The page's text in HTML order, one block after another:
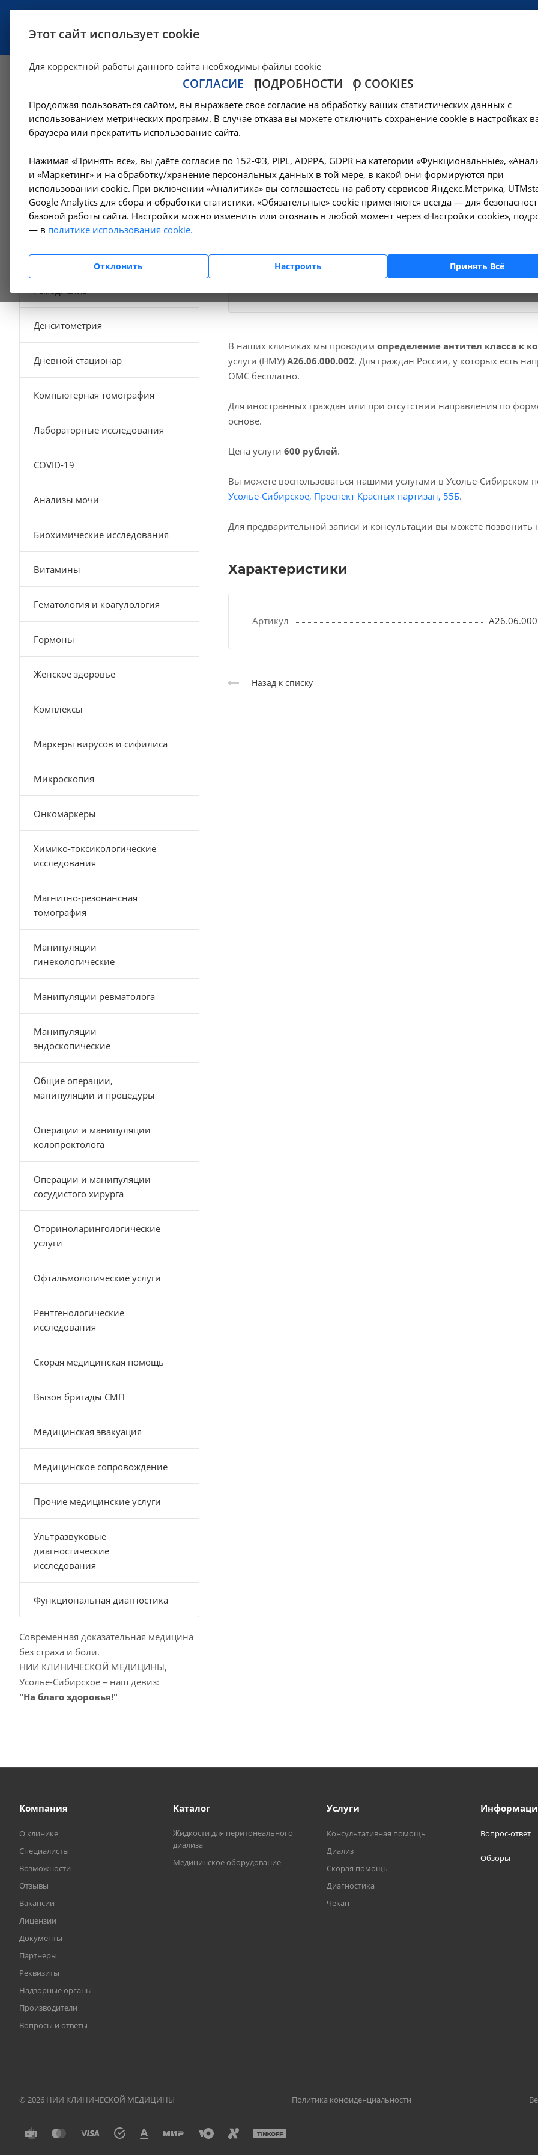
Определение антител класса к
крови М (Ig М) SARS CoV-2 в крови -
в Усолье-Сибирском
Цены в Усолье-Сибирском — Лабораторные исследования — COVID-19 — Определение антител класса к короновирусу в крови М
Оформите заявку на сайте, мы свяжемся с
ближайшее время и ответим на все
В наших клиниках мы проводим определение антител класса к
услуги (НМУ) А26.06.000.002. Для граждан России, у которых есть
ОМС бесплатно.
Для иностранных граждан или при отсутствии направления по
основе.
Цена услуги 600 рублей.
Вы можете воспользоваться нашими услугами в Усолье-Сибирском
Усолье-Сибирское, Проспект Красных партизан, 55Б.
Для предварительной записи и консультации вы можете
Характеристики
Артикул
Назад к списку
поликлинические услуги
Гемодиализ
Денситометрия
Дневной стационар
Компьютерная томография
Лабораторные исследования
COVID-19
Анализы мочи
Биохимические исследования
Витамины
Гематология и коагулология
Гормоны
Женское здоровье
Комплексы
Маркеры вирусов и сифилиса
Микроскопия
Онкомаркеры
Химико-токсикологические
исследования
Магнитно-резонансная
томография
Манипуляции
гинекологические
Манипуляции ревматолога
Манипуляции
эндоскопические
Общие операции,
манипуляции и процедуры
Операции и манипуляции
колопроктолога
Операции и манипуляции
сосудистого хирурга
Оториноларингологические
услуги
Офтальмологические услуги
Рентгенологические
исследования
Скорая медицинская помощь
Вызов бригады СМП
Медицинская эвакуация
Медицинское сопровождение
Прочие медицинские услуги
Ультразвуковые
диагностические
исследования
Функциональная диагностика
Современная доказательная медицина
без страха и боли.
НИИ КЛИНИЧЕСКОЙ МЕДИЦИНЫ,
Усолье-Сибирское – наш девиз:
"На благо здоровья!"
Компания
О клинике
Специалисты
Возможности
Отзывы
Вакансии
Лицензии
Документы
Партнеры
Реквизиты
Надзорные органы
Производители
Вопросы и ответы
Каталог
Жидкости для перитонеального
диализа
Медицинское оборудование
Услуги
Консультативная помощь
Диализ
Скорая помощь
Диагностика
Чекап
Вопрос-ответ
Обзоры
© 2026 НИИ КЛИНИЧЕСКОЙ МЕДИЦИНЫ Политика конфиденциальности
Этот сайт использует cookie
Для корректной работы данного сайта необходимы файлы cookie
СОГЛАСИЕ ПОДРОБНОСТИ О COOKIES
Продолжая пользоваться сайтом, вы выражаете свое согласие на обработку ваших статистических данных с
использованием метрических программ. В случае отказа вы можете отключить сохранение cookie в настройках
браузера или прекратить использование сайта.
Нажимая «Принять все», вы даёте согласие по 152-ФЗ, PIPL, ADPPA, GDPR на категории «Функциональные»,
и «Маркетинг» и на обработку/хранение персональных данных в той мере, в какой они формируются при
использовании cookie. При включении «Аналитика» вы соглашаетесь на работу сервисов Яндекс.Метрика,
Google Analytics для сбора и обработки статистики. «Обязательные» cookie применяются всегда — для
базовой работы сайта. Настройки можно изменить или отозвать в любой момент через «Настройки cookie»,
— в политике использования cookie.
Отклонить Настроить Принять Всё